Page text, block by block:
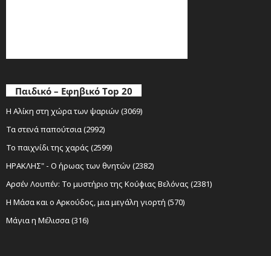
Παιδικό – Εφηβικό Top 20
Η Αλίκη στη χώρα των ψαριών (3069)
Τα στενά παπούτσια (2992)
Το παιχνίδι της χαράς (2599)
ΗΡΑΚΛΗΣ" - Ο ήρωας των θνητών (2382)
Αρσέν Λουπέν: Το μυστήριο της Κούφιας Βελόνας (2381)
Η Μάσα και ο Αρκούδος, μια μεγάλη γιορτή (570)
Μάγια η Μέλισσα (316)